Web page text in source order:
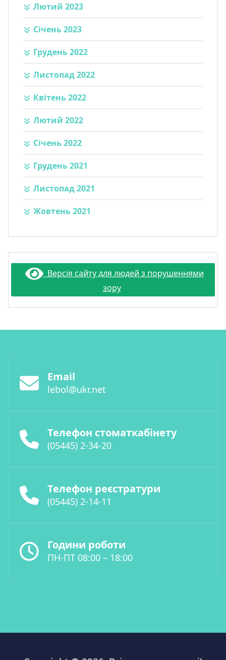
Лютий 2023
Січень 2023
Грудень 2022
Листопад 2022
Квітень 2022
Лютий 2022
Січень 2022
Грудень 2021
Листопад 2021
Жовтень 2021
Версія сайту для людей з порушеннями
зору
Email
lebol@ukr.net
Телефон стоматкабінету
(05445) 2-34-20
Телефон реєстратури
(05445) 2-14-11
Години роботи
ПН-ПТ 08:00 – 18:00